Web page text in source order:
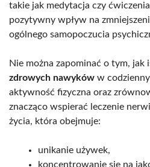
takie jak medytacja czy
pozytywny wpływ na
ogólnego samopoczucia
Nie można zapominać o tym,
zdrowych nawyków w
aktywność fizyczna oraz
znacząco wspierać leczenie
życia, która obejmuje:
unikanie używek,
koncentrowanie się na